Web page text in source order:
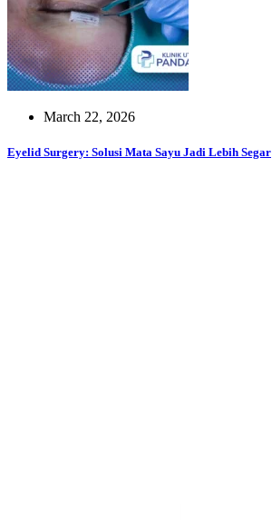
March 22, 2026
Eyelid Surgery: Solusi Mata Sayu Jadi Lebih Segar